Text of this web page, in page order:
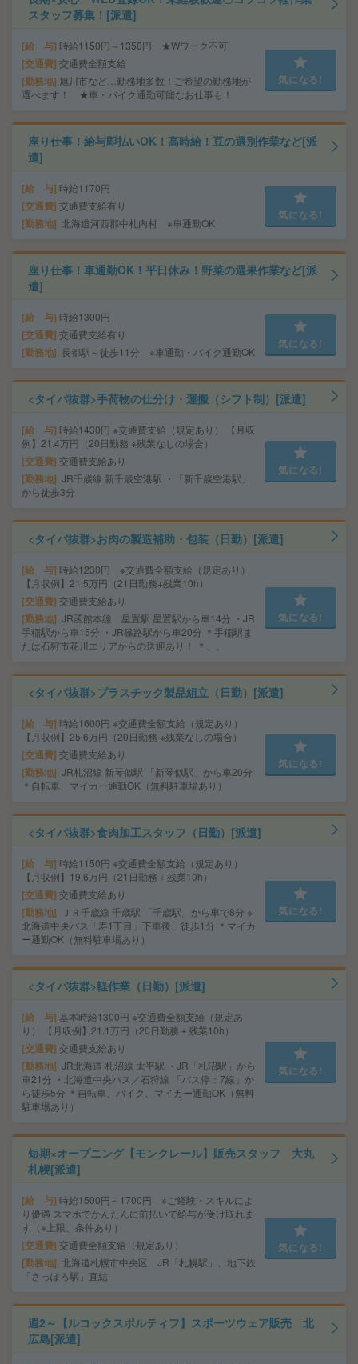
スタッフ募集！[派遣]
給 与 時給1150円～1350円 ★Wワーク不可
交通費 交通費全額支給
勤務地 旭川市など…勤務地多数！ご希望の勤務地が
選べます！ ★車・バイク通勤可能なお仕事も！
気になる!
座り仕事！給与即払いOK！高時給！豆の選別作業など[派
遣]
給 与 時給1170円
交通費 交通費支給有り
勤務地 北海道河西郡中札内村 ※車通勤OK
気になる!
座り仕事！車通勤OK！平日休み！野菜の選果作業など[派
遣]
給 与 時給1300円
交通費 交通費支給有り
勤務地 長都駅～徒歩11分 ※車通勤・バイク通勤OK
気になる!
<タイパ抜群>手荷物の仕分け・運搬（シフト制）[派遣]
給 与 時給1430円 ※交通費支給（規定あり） 【月収
例】21.4万円（20日勤務 ※残業なしの場合）
交通費 交通費支給あり
勤務地 JR千歳線 新千歳空港駅 ・「新千歳空港駅」
から徒歩3分
気になる!
<タイパ抜群>お肉の製造補助・包装（日勤）[派遣]
給 与 時給1230円 ※交通費全額支給（規定あり）
【月収例】21.5万円（21日勤務+残業10h）
交通費 交通費支給あり
勤務地 JR函館本線 星置駅 星置駅から車14分 ・JR
手稲駅から車15分 ・JR篠路駅から車20分 ＊手稲駅ま
たは石狩市花川エリアからの送迎あり！ ＊、、
気になる!
<タイパ抜群>プラスチック製品組立（日勤）[派遣]
給 与 時給1600円 ※交通費全額支給（規定あり）
【月収例】25.6万円（20日勤務 ※残業なしの場合）
交通費 交通費支給あり
勤務地 JR札沼線 新琴似駅 「新琴似駅」から車20分
＊自転車、マイカー通勤OK（無料駐車場あり）
気になる!
<タイパ抜群>食肉加工スタッフ（日勤）[派遣]
給 与 時給1150円 ※交通費全額支給（規定あり）
【月収例】19.6万円（21日勤務＋残業10h）
交通費 交通費支給あり
勤務地
ＪＲ千歳線 千歳駅 「千歳駅」から車で8分 ※
北海道中央バス「寿1丁目」下車後、徒歩1分 ＊マイカ
ー通勤OK（無料駐車場あり）
気になる!
<タイパ抜群>軽作業（日勤）[派遣]
給 与 基本時給1300円 ※交通費全額支給（規定あ
り） 【月収例】21.1万円（20日勤務＋残業10h）
交通費 交通費支給あり
勤務地 JR北海道 札沼線 太平駅 ・JR「札沼駅」から
車21分 ・北海道中央バス／石狩線 「バス停：7線」か
ら徒歩5分 ＊自転車、バイク、マイカー通勤OK（無料
駐車場あり）
気になる!
短期×オープニング【モンクレール】販売スタッフ 大丸
札幌[派遣]
給 与 時給1500円～1700円 ※ご経験・スキルによ
り優遇 スマホでかんたんに前払いで給与が受け取れま
す（※上限、条件あり）
交通費 交通費全額支給（規定あり）
勤務地
北海道札幌市中央区 JR「札幌駅」、地下鉄
「さっぽろ駅」直結
気になる!
週2～【ルコックスポルティフ】スポーツウェア販売 北
広島[派遣]